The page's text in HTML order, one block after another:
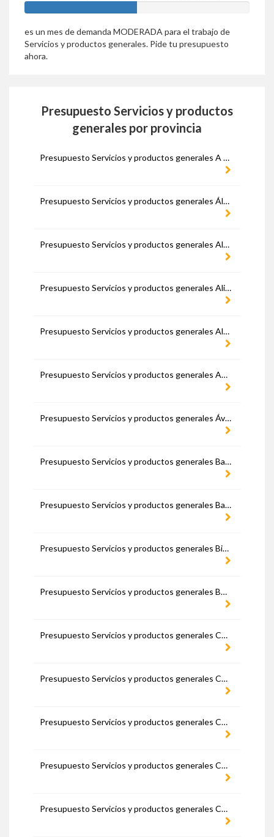
es un mes de demanda MODERADA para el trabajo de
Servicios y productos generales. Pide tu presupuesto
ahora.
Presupuesto Servicios y productos
generales por provincia
Presupuesto Servicios y productos generales A Coruña
Presupuesto Servicios y productos generales Álava
Presupuesto Servicios y productos generales Albacete
Presupuesto Servicios y productos generales Alicante
Presupuesto Servicios y productos generales Almería
Presupuesto Servicios y productos generales Asturias
Presupuesto Servicios y productos generales Ávila
Presupuesto Servicios y productos generales Badajoz
Presupuesto Servicios y productos generales Barcelona
Presupuesto Servicios y productos generales Bizkaia
Presupuesto Servicios y productos generales Burgos
Presupuesto Servicios y productos generales Cáceres
Presupuesto Servicios y productos generales Cádiz
Presupuesto Servicios y productos generales Cantabria
Presupuesto Servicios y productos generales Castellón
Presupuesto Servicios y productos generales Ceuta